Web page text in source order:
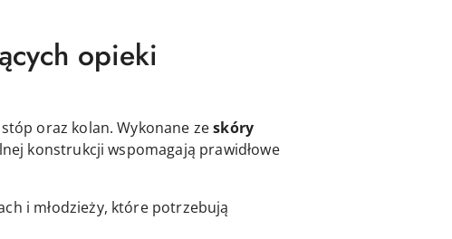
opieki
oraz kolan. Wykonane zeskóry
konstrukcji wspomagają prawidłowe
i młodzieży, które potrzebują